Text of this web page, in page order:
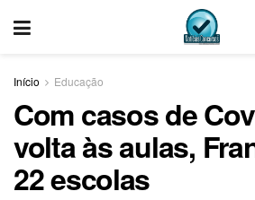
Início Educação
Com casos de
volta às aulas,
22 escolas